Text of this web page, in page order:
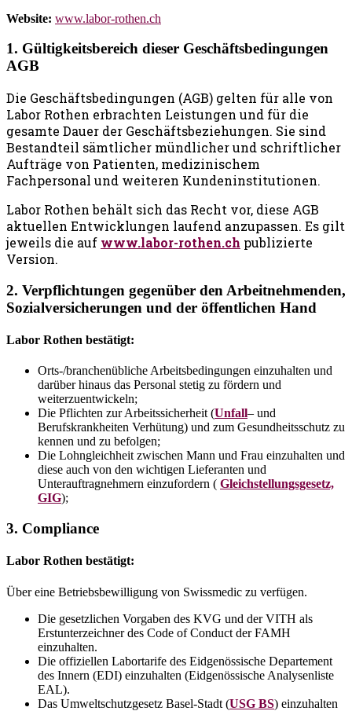
Website: www.labor-rothen.ch
1. Gültigkeitsbereich dieser Geschäftsbedingungen
AGB
Die Geschäftsbedingungen (AGB) gelten für alle von
Labor Rothen erbrachten Leistungen und für die
gesamte Dauer der Geschäftsbeziehungen. Sie sind
Bestandteil sämtlicher mündlicher und schriftlicher
Aufträge von Patienten, medizinischem
Fachpersonal und weiteren Kundeninstitutionen.
Labor Rothen behält sich das Recht vor, diese AGB
aktuellen Entwicklungen laufend anzupassen. Es gilt
jeweils die auf www.labor-rothen.ch publizierte
Version.
2. Verpflichtungen gegenüber den Arbeitnehmenden,
Sozialversicherungen und der öffentlichen Hand
Labor Rothen bestätigt:
Orts-/branchenübliche Arbeitsbedingungen einzuhalten und
darüber hinaus das Personal stetig zu fördern und
weiterzuentwickeln;
Die Pflichten zur Arbeitssicherheit (Unfall– und
Berufskrankheiten Verhütung) und zum Gesundheitsschutz zu
kennen und zu befolgen;
Die Lohngleichheit zwischen Mann und Frau einzuhalten und
diese auch von den wichtigen Lieferanten und
Unterauftragnehmern einzufordern ( Gleichstellungsgesetz,
GIG);
3. Compliance
Labor Rothen bestätigt:
Über eine Betriebsbewilligung von Swissmedic zu verfügen.
Die gesetzlichen Vorgaben des KVG und der VITH als
Erstunterzeichner des Code of Conduct der FAMH
einzuhalten.
Die offiziellen Labortarife des Eidgenössische Departement
des Innern (EDI) einzuhalten (Eidgenössische Analysenliste
EAL).
Das Umweltschutzgesetz Basel-Stadt (USG BS) einzuhalten